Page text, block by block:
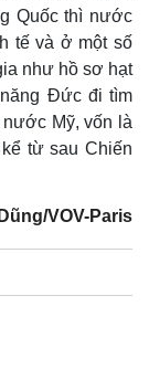
phòng
Quốc thì nước
tế và ở một số
như hồ sơ hạt
Đức đi tìm
nước Mỹ, vốn là
từ sau Chiến
VOV-Paris